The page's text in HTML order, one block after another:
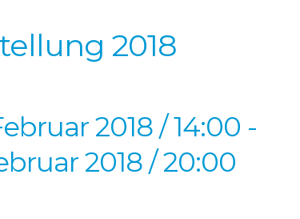
2018
2018 / 14:00 -
2018 / 20:00